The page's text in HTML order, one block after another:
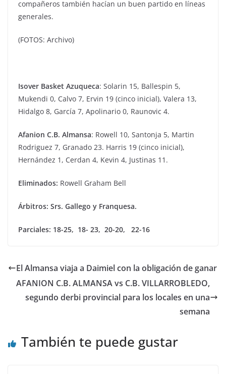
compañeros también hacían un buen partido en líneas
generales.
(FOTOS: Archivo)
Isover Basket Azuqueca: Solarin 15, Ballespin 5,
Mukendi 0, Calvo 7, Ervin 19 (cinco inicial), Valera 13,
Hidalgo 8, García 7, Apolinario 0, Raunovic 4.
Afanion C.B. Almansa: Rowell 10, Santonja 5, Martin
Rodriguez 7, Granado 23. Harris 19 (cinco inicial),
Hernández 1, Cerdan 4, Kevin 4, Justinas 11.
Eliminados: Rowell Graham Bell
Árbitros: Srs. Gallego y Franquesa.
Parciales: 18-25, 18- 23, 20-20, 22-16
El Almansa viaja a Daimiel con la obligación de ganar
AFANION C.B. ALMANSA vs C.B. VILLARROBLEDO,
segundo derbi provincial para los locales en una
semana
También te puede gustar